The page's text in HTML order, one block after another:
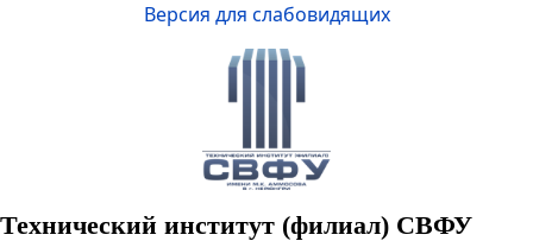
Версия для слабовидящих
Технический институт (филиал) СВФУ